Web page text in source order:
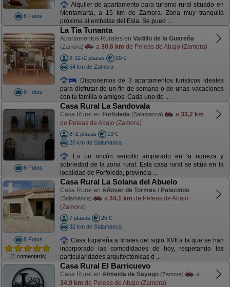
8 Fotos
Alquiler de apartamento para turismo rural situado en
Montamarta, a 15 km de Zamora. Zona muy tranquila
próxima al embalse del Esla. Se pued ...
8 Fotos
La Tía Tunanta
Apartamentos Rurales en Vadillo de la Guareña
(Zamora) a 30,6 km de Peleas de Abajo (Zamora)
2-12+2 plazas
20 €
54 km de Zamora
Disponemos de 3 apartamentos turísticos ideales
para disfrutar de un fin de semana o de unas vacaciones
con tu familia o amigos. Cada uno de ...
8 Fotos
Casa Rural La Sandovala
Casa Rural en Forfoleda (Salamanca) a 33,2 km
de Peleas de Abajo (Zamora)
8+2 plazas
19 €
20 km de Salamanca
Es un rincón sencillo amparado en la riqueza y
sobriedad de la zona rural. Esta casa rural se sitúa en la
localidad de Forfoleda, provincia ...
8 Fotos
(1 comentario)
Casa Rural La Solana del Abuelo
Casa Rural en Añover de Tormes / Palacinos
(Salamanca) a 34,1 km de Peleas de Abajo
(Zamora)
7 plazas
25 €
32 km de Salamanca
Casa lugareña a finales del siglo XVII a la que se han
incorporado las comodidades de hoy, respetando las
particularidades arquitectónicas d ...
Casa Rural El Barricuevo
Casa Rural en Almeida de Sayago (Zamora)
a
34,9 km de Peleas de Abajo (Zamora)